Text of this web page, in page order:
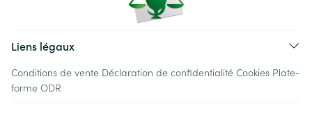
Liens légaux
Conditions de vente Déclaration de confidentialité Cookies Plate-
forme ODR